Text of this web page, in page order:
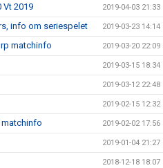
Vt 2019 2019-04-03 21:33
info om seriespelet 2019-03-23 14:14
matchinfo 2019-03-20 22:09
2019-03-15 18:34
2019-03-12 22:48
2019-02-15 12:32
matchinfo 2019-02-02 17:56
2019-01-04 21:27
2018-12-18 18:07